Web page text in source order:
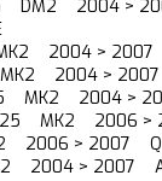
DM2 2004 >
2004 > 2007
2004 > 2007
MK2 2004 >
125 MK2 2006 >
2006 > 2007
2004 > 2007